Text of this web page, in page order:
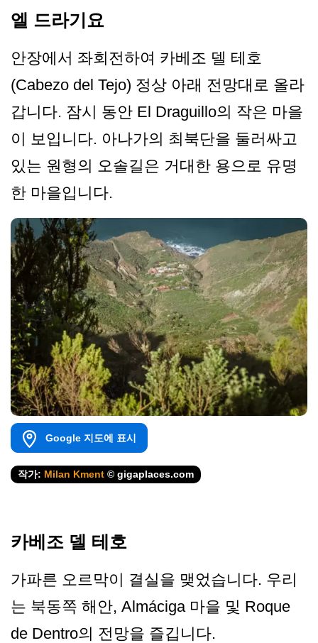
엘 드라기요
안장에서 좌회전하여 카베조 델 테호
(Cabezo del Tejo) 정상 아래 전망대로 올라
갑니다. 잠시 동안 El Draguillo의 작은 마을
이 보입니다. 아나가의 최북단을 둘러싸고
있는 원형의 오솔길은 거대한 용으로 유명
한 마을입니다.
Google 지도에 표시
작가: Milan Kment © gigaplaces.com
카베조 델 테호
가파른 오르막이 결실을 맺었습니다. 우리
는 북동쪽 해안, Almáciga 마을 및 Roque
de Dentro의 전망을 즐깁니다.